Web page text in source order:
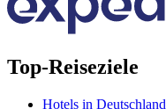
Top-Reiseziele
Hotels in Deutschland